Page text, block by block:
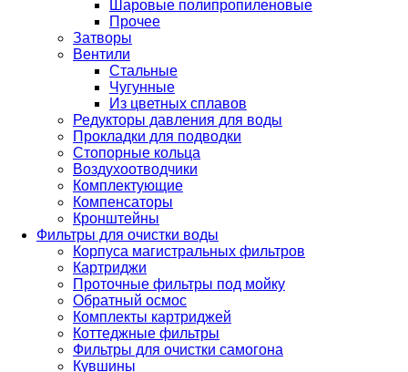
Шаровые полипропиленовые
Прочее
Затворы
Вентили
Стальные
Чугунные
Из цветных сплавов
Редукторы давления для воды
Прокладки для подводки
Стопорные кольца
Воздухоотводчики
Комплектующие
Компенсаторы
Кронштейны
Фильтры для очистки воды
Корпуса магистральных фильтров
Картриджи
Проточные фильтры под мойку
Обратный осмос
Комплекты картриджей
Коттеджные фильтры
Фильтры для очистки самогона
Кувшины